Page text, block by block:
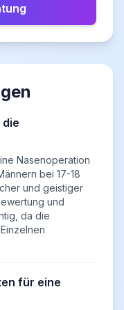
Nasenoperation
bei 17-18
und geistiger
und
da die
für eine